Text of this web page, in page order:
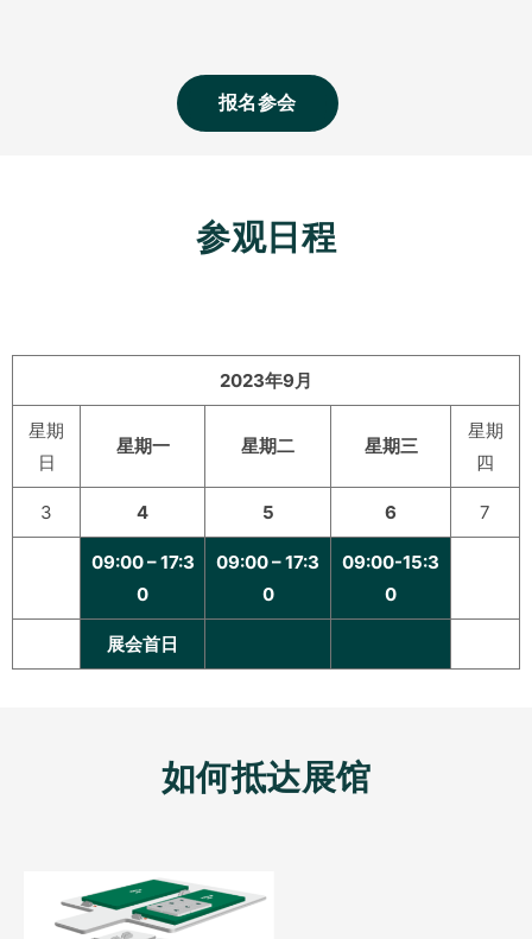
报名参会
参观日程
2023年9月
星期
日
星期一 星期二 星期三
星期
四
3 4 5 6 7
09:00 – 17:3
0
09:00 – 17:3
0
09:00-15:3
0
展会首日
如何抵达展馆